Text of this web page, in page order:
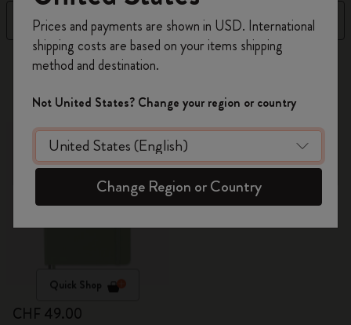
Filtra Ordina per
1 Prodotti
Quick Shop
CHF 49.00
spedizione gratuita sul tuo primo ordine
usando il codiceWELCOME10.
Crea un account Moleskine per avere accesso
ad offerte, vantaggi e tanta ispirazione.
Registrati!
Prices and payments are shown in USD. International
shipping costs are based on your items shipping
method and destination.
Not United States? Change your region or country
Change Region or Country